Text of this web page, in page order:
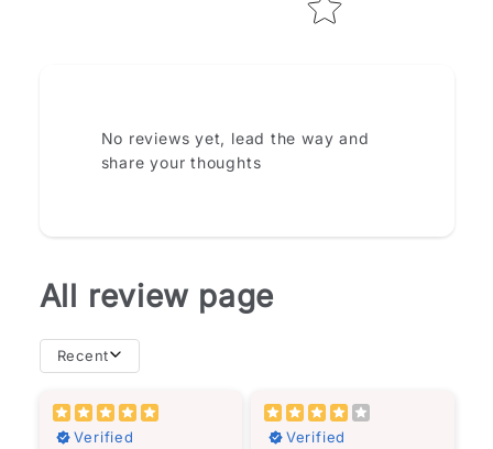
No reviews yet, lead the way and
share your thoughts
All review page
Recent
Verified
resilience in the face
of adversity. If you're
中的經歷中得出的結論
是，不必太在意這些關
Verified